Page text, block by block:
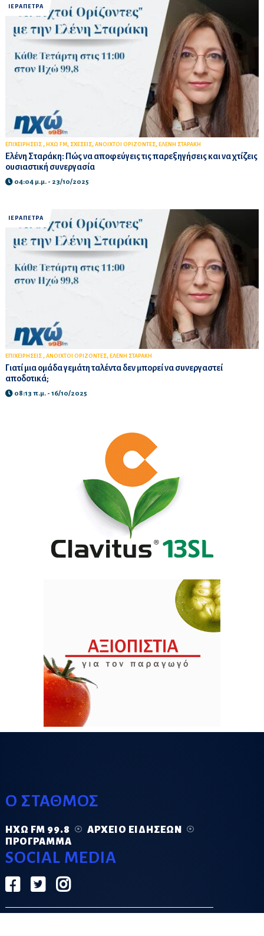
ΙΕΡΑΠΕΤΡΑ
ΕΠΙΧΕΙΡΗΣΕΙΣ , ΗΧΩ FM, ΣΧΕΣΕΙΣ, ΑΝΟΙΧΤΟΙ ΟΡΙΖΟΝΤΕΣ, ΕΛΕΝΗ ΣΤΑΡΑΚΗ
Ελένη Σταράκη: Πώς να αποφεύγεις τις παρεξηγήσεις και να χτίζεις
ουσιαστική συνεργασία
04:04 μ.μ. - 23/10/2025
ΙΕΡΑΠΕΤΡΑ
ΕΠΙΧΕΙΡΗΣΕΙΣ , ΑΝΟΙΧΤΟΙ ΟΡΙΖΟΝΤΕΣ, ΕΛΕΝΗ ΣΤΑΡΑΚΗ
Γιατί μια ομάδα γεμάτη ταλέντα δεν μπορεί να συνεργαστεί
αποδοτικά;
08:13 π.μ. - 16/10/2025
Ο ΣΤΑΘΜΟΣ
ΗΧΏ FM 99.8
ΑΡΧΕΊΟ ΕΙΔΉΣΕΩΝ
ΠΡΌΓΡΑΜΜΑ
SOCIAL MEDIA